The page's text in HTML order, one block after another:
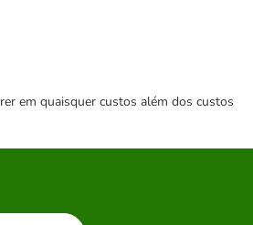
em quaisquer custos além dos custos